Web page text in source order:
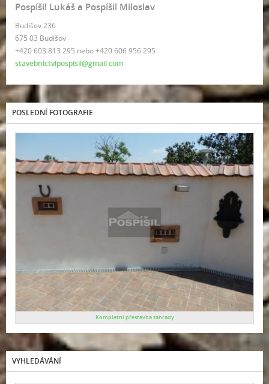
Pospíšil Lukáš a Pospíšil Miloslav
Budišov 236
675 03 Budišov
+420 603 813 295 nebo +420 606 956 295
stavebnictvipospisil@gmail.com
POSLEDNÍ FOTOGRAFIE
Kompletní přestavba zahrady
VYHLEDÁVÁNÍ